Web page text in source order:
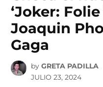
‘Joker:
Joaquin
Gaga
by GRETA PADILLA
JULIO 23, 2024